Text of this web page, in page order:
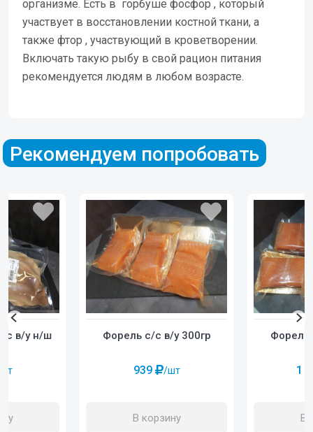
организме. Есть в горбуше фосфор , который
участвует в восстановлении костной ткани, а
также фтор , участвующий в кроветворении.
Включать такую рыбу в свой рацион питания
рекомендуется людям в любом возрасте.
Рекомендуем попробовать
Форель с/с в/у 300гр
939 /шт
В корзину
Форель
1
В
с в/у н/ш